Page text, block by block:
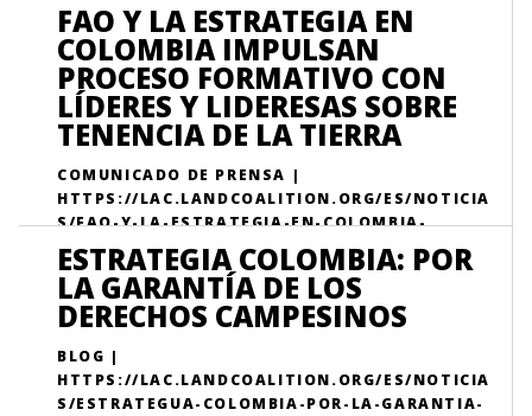
FAO Y LA ESTRATEGIA EN
COLOMBIA IMPULSAN
PROCESO FORMATIVO CON
LÍDERES Y LIDERESAS SOBRE
TENENCIA DE LA TIERRA
COMUNICADO DE PRENSA |
HTTPS://LAC.LANDCOALITION.ORG/ES/NOTICIA
S/FAO-Y-LA-ESTRATEGIA-EN-COLOMBIA-
IMPULSAN-PROCESO-FORMATIVO-CON-
LIDERES-Y-LIDERESAS-SOBRE-TENENCIA-DE-LA-
TIERRA/
ESTRATEGIA COLOMBIA: POR
LA GARANTÍA DE LOS
DERECHOS CAMPESINOS
BLOG |
HTTPS://LAC.LANDCOALITION.ORG/ES/NOTICIA
S/ESTRATEGUA-COLOMBIA-POR-LA-GARANTIA-